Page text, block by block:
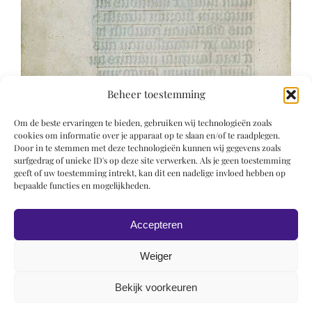
Beheer toestemming
Om de beste ervaringen te bieden, gebruiken wij technologieën zoals
cookies om informatie over je apparaat op te slaan en/of te raadplegen.
Door in te stemmen met deze technologieën kunnen wij gegevens zoals
surfgedrag of unieke ID's op deze site verwerken. Als je geen toestemming
geeft of uw toestemming intrekt, kan dit een nadelige invloed hebben op
bepaalde functies en mogelijkheden.
Accepteren
Weiger
Bekijk voorkeuren